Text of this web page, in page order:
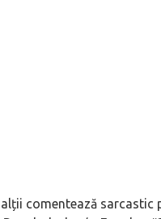
comentează sarcastic